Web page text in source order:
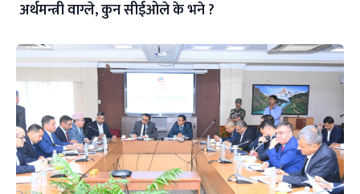
अर्थमन्त्री वाग्ले, कुन सीईओले के भने ?